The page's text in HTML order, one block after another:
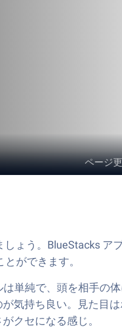
ページ
ょう。BlueStacks ア
ができます。
単純で、頭を相手の
気持ち良い。見た目は
クセになる感じ。